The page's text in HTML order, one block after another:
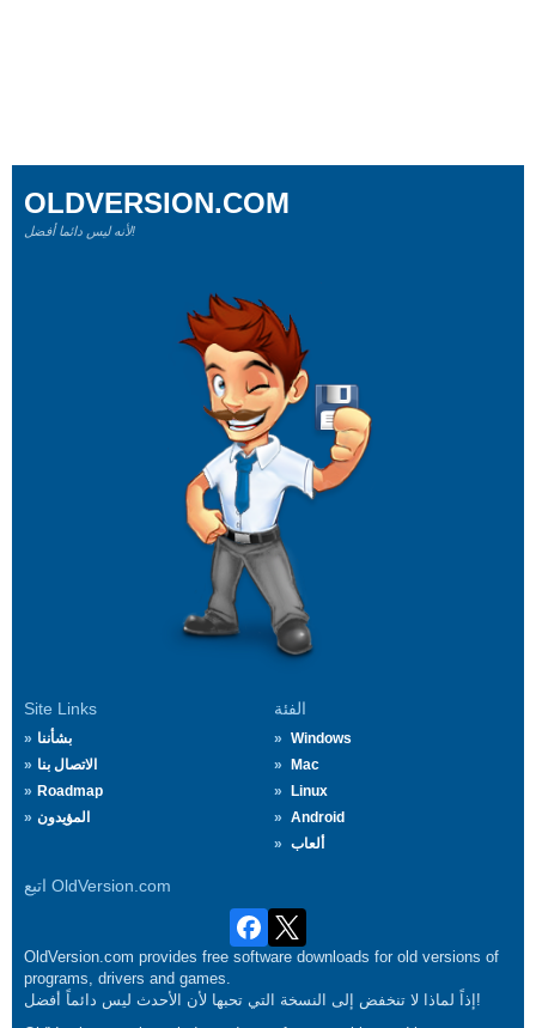
Site Links
بشأننا
الاتصال بنا
Roadmap
المؤيدون
الفئة
Windows
Mac
Linux
Android
ألعاب
اتبع OldVersion.com
OLDVERSION.COM
لأنه ليس دائما أفضل!
OldVersion.com provides free software downloads for old versions of
programs, drivers and games.
إذاً لماذا لا تنخفض إلى النسخة التي تحبها لأن الأحدث ليس دائماً أفضل!